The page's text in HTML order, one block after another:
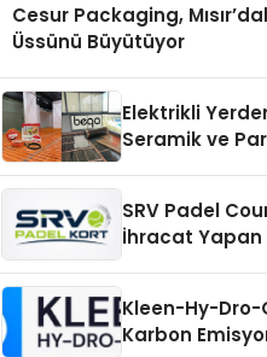
Cesur Packaging,
Üssünü Büyütüyor
Elektrikli
Seramik ve
SRV Padel
İhracat Yapan
Kleen-Hy-Dro-
Karbon